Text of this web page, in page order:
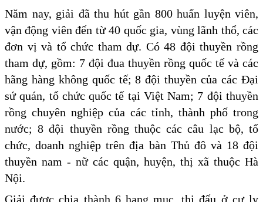
Năm nay, giải đã thu hút gần 800 huấn luyện viên,
vận động viên đến từ 40 quốc gia, vùng lãnh thổ, các
đơn vị và tổ chức tham dự. Có 48 đội thuyền rồng
tham dự, gồm: 7 đội đua thuyền rồng quốc tế và các
hãng hàng không quốc tế; 8 đội thuyền của các Đại
sứ quán, tổ chức quốc tế tại Việt Nam; 7 đội thuyền
rồng chuyên nghiệp của các tỉnh, thành phố trong
nước; 8 đội thuyền rồng thuộc các câu lạc bộ, tổ
chức, doanh nghiệp trên địa bàn Thủ đô và 18 đội
thuyền nam - nữ các quận, huyện, thị xã thuộc Hà
Nội.
Giải được chia thành 6 hạng mục, thi đấu ở cự ly